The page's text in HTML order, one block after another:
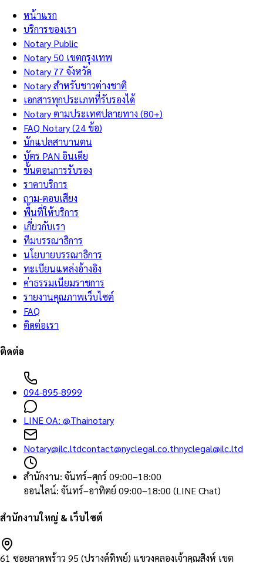
หน้าแรก
บริการของเรา
Notary Public
Notary 50 เขตกรุงเทพ
Notary 77 จังหวัด
Notary สำหรับชาวต่างชาติ
เอกสารทุกประเภทที่รับรองได้
Notary ตามประเทศปลายทาง (80+)
FAQ Notary (24 ข้อ)
นักแปลสาบานตน
บัตร PAN อินเดีย
ขั้นตอนการรับรอง
ราคาบริการ
ถาม-ตอบเสียง
พื้นที่ให้บริการ
เกี่ยวกับเรา
ทีมบรรณาธิการ
นโยบายบรรณาธิการ
ทะเบียนแหล่งอ้างอิง
ค่าธรรมเนียมราชการ
รายงานคุณภาพเว็บไซต์
FAQ
ติดต่อเรา
ติดต่อ
094-895-8999
LINE OA: @Thainotary
Notary@ilc.ltdcontact@nyclegal.co.thnyclegal@ilc.ltd
สำนักงาน: จันทร์–ศุกร์ 09:00–18:00
ออนไลน์: จันทร์–อาทิตย์ 09:00–18:00 (LINE Chat)
สำนักงานใหญ่ & เว็บไซต์
61 ซอยลาดพร้าว 95 (ปรางค์ทิพย์) แขวงคลองเจ้าคุณสิงห์ เขต